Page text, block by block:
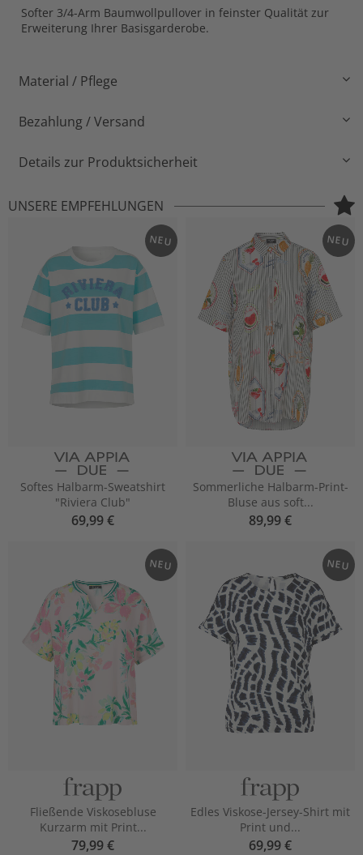
Softer 3/4-Arm Baumwollpullover in feinster Qualität zur
Erweiterung Ihrer Basisgarderobe.
Material / Pflege
Bezahlung / Versand
Details zur Produktsicherheit
UNSERE EMPFEHLUNGEN
NEU
Softes Halbarm-Sweatshirt
"Riviera Club"
69,99 €
NEU
Sommerliche Halbarm-Print-
Bluse aus soft...
89,99 €
NEU
Fließende Viskosebluse
Kurzarm mit Print...
79,99 €
NEU
Edles Viskose-Jersey-Shirt mit
Print und...
69,99 €